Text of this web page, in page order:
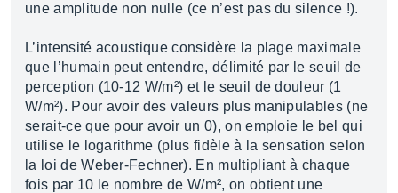
une amplitude non nulle (ce n’est pas du silence !).
L’intensité acoustique considère la plage maximale
que l’humain peut entendre, délimité par le seuil de
perception (10-12 W/m²) et le seuil de douleur (1
W/m²). Pour avoir des valeurs plus manipulables (ne
serait-ce que pour avoir un 0), on emploie le bel qui
utilise le logarithme (plus fidèle à la sensation selon
la loi de Weber-Fechner). En multipliant à chaque
fois par 10 le nombre de W/m², on obtient une